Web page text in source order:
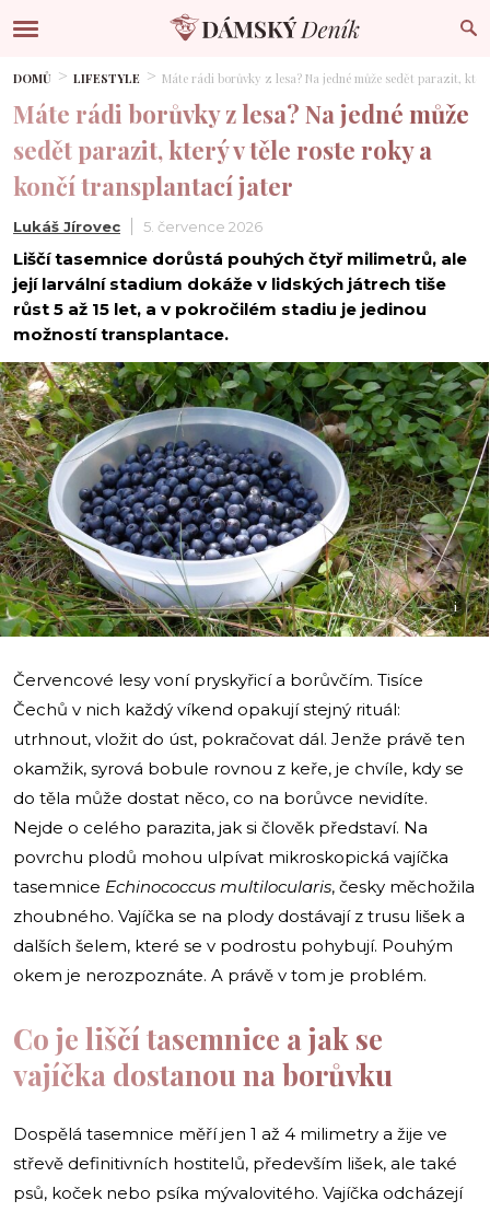
DOMŮ LIFESTYLE Máte rádi borůvky z lesa? Na jedné může sedět parazit,
Máte rádi borůvky z lesa? Na jedné může
sedět parazit, který v těle roste roky a
končí transplantací jater
Lukáš Jírovec 5. července 2026
Liščí tasemnice dorůstá pouhých čtyř milimetrů, ale
její larvální stadium dokáže v lidských játrech tiše
růst 5 až 15 let, a v pokročilém stadiu je jedinou
možností transplantace.
i
Červencové lesy voní pryskyřicí a borůvčím. Tisíce
Čechů v nich každý víkend opakují stejný rituál:
utrhnout, vložit do úst, pokračovat dál. Jenže právě ten
okamžik, syrová bobule rovnou z keře, je chvíle, kdy se
do těla může dostat něco, co na borůvce nevidíte.
Nejde o celého parazita, jak si člověk představí. Na
povrchu plodů mohou ulpívat mikroskopická vajíčka
tasemnice Echinococcus multilocularis, česky měchožila
zhoubného. Vajíčka se na plody dostávají z trusu lišek a
dalších šelem, které se v podrostu pohybují. Pouhým
okem je nerozpoznáte. A právě v tom je problém.
Co je liščí tasemnice a jak se
vajíčka dostanou na borůvku
Dospělá tasemnice měří jen 1 až 4 milimetry a žije ve
střevě definitivních hostitelů, především lišek, ale také
psů, koček nebo psíka mývalovitého. Vajíčka odcházejí